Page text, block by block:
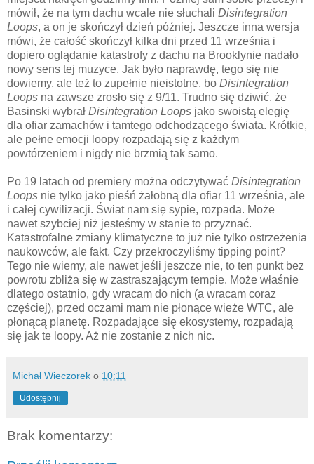
mówił, że na tym dachu wcale nie słuchali Disintegration
Loops, a on je skończył dzień później. Jeszcze inna wersja
mówi, że całość skończył kilka dni przed 11 września i
dopiero oglądanie katastrofy z dachu na Brooklynie nadało
nowy sens tej muzyce. Jak było naprawdę, tego się nie
dowiemy, ale też to zupełnie nieistotne, bo Disintegration
Loops na zawsze zrosło się z 9/11. Trudno się dziwić, że
Basinski wybrał Disintegration Loops jako swoistą elegię
dla ofiar zamachów i tamtego odchodzącego świata. Krótkie,
ale pełne emocji loopy rozpadają się z każdym
powtórzeniem i nigdy nie brzmią tak samo.
Po 19 latach od premiery można odczytywać Disintegration
Loops nie tylko jako pieśń żałobną dla ofiar 11 września, ale
i całej cywilizacji. Świat nam się sypie, rozpada. Może
nawet szybciej niż jesteśmy w stanie to przyznać.
Katastrofalne zmiany klimatyczne to już nie tylko ostrzeżenia
naukowców, ale fakt. Czy przekroczyliśmy tipping point?
Tego nie wiemy, ale nawet jeśli jeszcze nie, to ten punkt bez
powrotu zbliża się w zastraszającym tempie. Może właśnie
dlatego ostatnio, gdy wracam do nich (a wracam coraz
częściej), przed oczami mam nie płonące wieże WTC, ale
płonącą planetę. Rozpadające się ekosystemy, rozpadają
się jak te loopy. Aż nie zostanie z nich nic.
Michał Wieczorek o 10:11
Udostępnij
Brak komentarzy: